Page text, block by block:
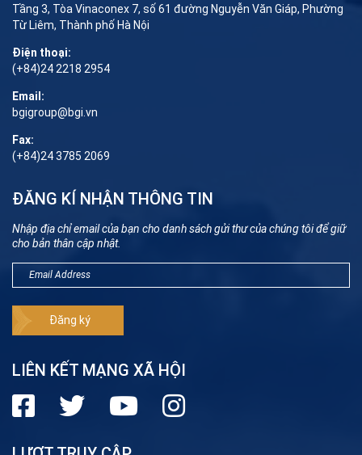
Tầng 3, Tòa Vinaconex 7, số 61 đường Nguyễn Văn Giáp, Phường
Từ Liêm, Thành phố Hà Nội
Điện thoại:
(+84)24 2218 2954
Email:
bgigroup@bgi.vn
Fax:
(+84)24 3785 2069
ĐĂNG KÍ NHẬN THÔNG TIN
Nhập địa chỉ email của bạn cho danh sách gửi thư của chúng tôi để giữ
cho bản thân cập nhật.
LIÊN KẾT MẠNG XÃ HỘI